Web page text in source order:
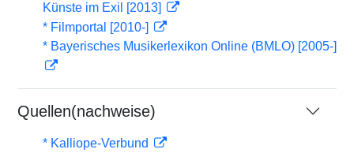
Künste im Exil [2013]
* Filmportal [2010-]
* Bayerisches Musikerlexikon Online (BMLO) [2005-]
Quellen(nachweise)
* Kalliope-Verbund